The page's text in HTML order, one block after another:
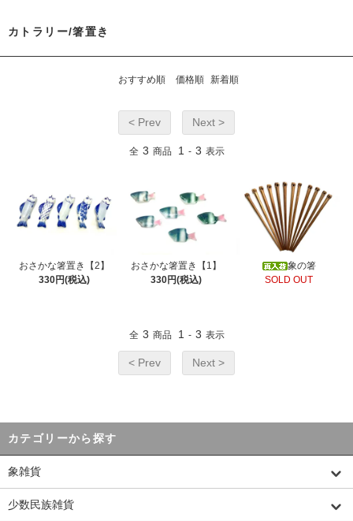
カトラリー/箸置き
おすすめ順 価格順 新着順
< Prev Next >
全 3 商品 1 - 3 表示
おさかな箸置き【2】
330円(税込)
おさかな箸置き【1】
330円(税込)
象の箸
SOLD OUT
全 3 商品 1 - 3 表示
< Prev Next >
カテゴリーから探す
象雑貨
少数民族雑貨